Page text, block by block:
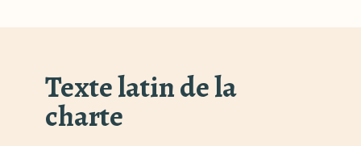
Texte latin de la
charte